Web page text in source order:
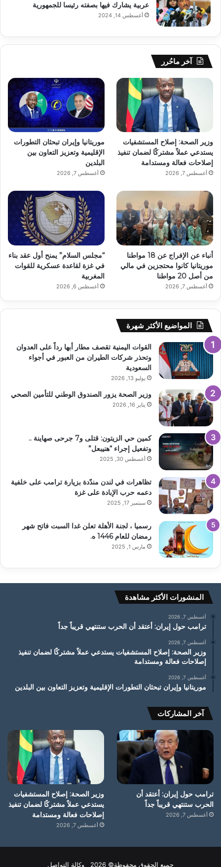
عربية يشارك فيها بصفته رئيسا للجمهورية
أغسطس 14, 2024
آخر ماحُرر
وزير الصحة: إصلاح المستشفيات
يستدعي عملاً مشتركًا لضمان تنفيذ
إصلاحات فعالة ومستدامة
أغسطس 7, 2026
موريتانيا وإيران تبحثان التطورات
الإقليمية وتعزيز التعاون بين
البلدين
أغسطس 7, 2026
أنباء عن الإفراج عن 18 مواطنا
موريتانيا كانوا محتجزين في مالي
من أصل 20 مواطنا
أغسطس 7, 2026
“مجلس السلام” يمنح أول عقد بناء
في غزة لقاعدة عسكرية للقوات
المغربية
أغسطس 6, 2026
المواضيع الأكثر شهرة
القوات اليمنية تقصف مطار أبها رداً على العدوان
وتحذر شركات الطيران من العبور في أجواء
السعودية
يوليو 13, 2026
وزير الصحة يزور الصندوق الوطني للتأمين الصحي
يناير 16, 2026
كمين حي الزيتون: قتلى و7 جرحى صهاينة ..
وتفعيل إجراء “هنيبعل”
أغسطس 30, 2025
تظاهرات في لندن مندّدة بزيارة ترامب على خلفية
دعمه حرب الإبادة على غزة
سبتمبر 17, 2025
رسميا ، لجنة الأهلة تعلن غدا السبت فاتح شهر
رمضان للعام 1446 ه.
مارس 1, 2025
المنشورات الأكثر مشاهدة
أغسطس 7, 2026
ترامب حول إيران: أعتقد أن الحرب ستنتهي قريباً جداً
أغسطس 7, 2026
وزير الصحة: إصلاح المستشفيات يستدعي عملاً مشتركًا لضمان تنفيذ
إصلاحات فعالة ومستدامة
أغسطس 7, 2026
موريتانيا وإيران تبحثان التطورات الإقليمية وتعزيز التعاون بين البلدين
آخر المشاركات
ترامب حول إيران: أعتقد أن
الحرب ستنتهي قريباً جداً
أغسطس 7, 2026
وزير الصحة: إصلاح المستشفيات
يستدعي عملاً مشتركًا لضمان تنفيذ
إصلاحات فعالة ومستدامة
أغسطس 7, 2026
جميع الحقوق محفوظة© 2026 وكالة التواصل